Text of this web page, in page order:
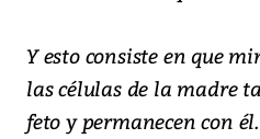
Y esto consiste en que
las células de la madre
feto y permanecen con